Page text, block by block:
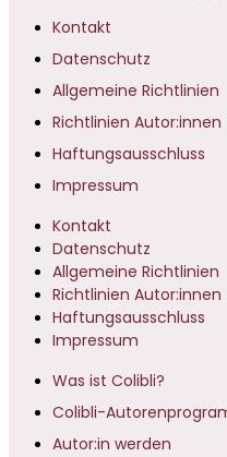
Kontakt
Datenschutz
Allgemeine Richtlinien
Richtlinien Autor:innen
Haftungsausschluss
Impressum
Kontakt
Datenschutz
Allgemeine Richtlinien
Richtlinien Autor:innen
Haftungsausschluss
Impressum
Was ist Colibli?
Colibli-
Autor:in werden